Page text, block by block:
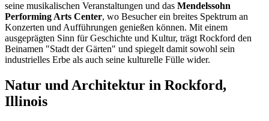
seine musikalischen Veranstaltungen und das Mendelssohn
Performing Arts Center, wo Besucher ein breites Spektrum an
Konzerten und Aufführungen genießen können. Mit einem
ausgeprägten Sinn für Geschichte und Kultur, trägt Rockford den
Beinamen "Stadt der Gärten" und spiegelt damit sowohl sein
industrielles Erbe als auch seine kulturelle Fülle wider.
Natur und Architektur in Rockford,
Illinois